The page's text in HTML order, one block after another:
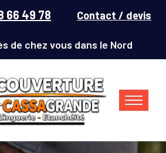
66 49 78 Contact / devis
de chez vous dans le Nord